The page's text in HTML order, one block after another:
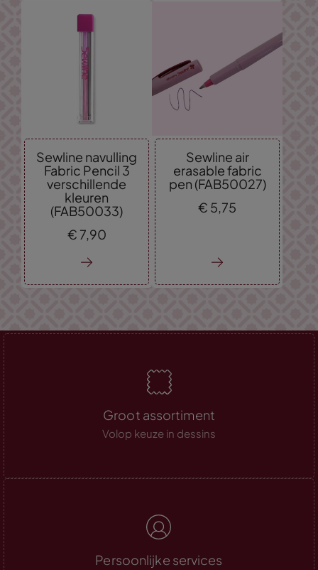
Sewline navulling
Fabric Pencil 3
verschillende
kleuren
(FAB50033)
€ 7, 90
Sewline air
erasable fabric
pen (FAB50027)
€ 5, 75
Groot assortiment
Volop keuze in dessins
Persoonlijke services